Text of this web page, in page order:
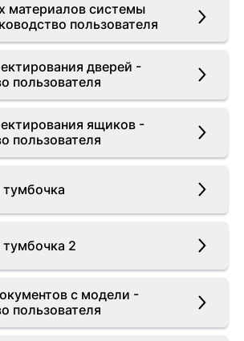
материалов системы
пользователя
дверей -
пользователя
ящиков -
пользователя
2
с модели -
пользователя